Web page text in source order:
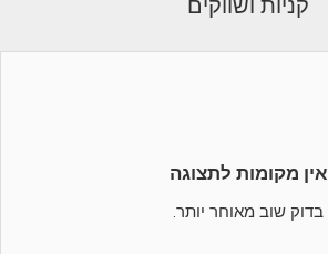
אין מקומות לתצוגה
בדוק שוב מאוחר יותר.